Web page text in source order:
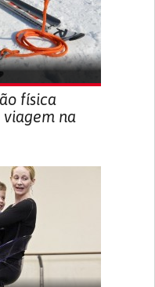
física
na